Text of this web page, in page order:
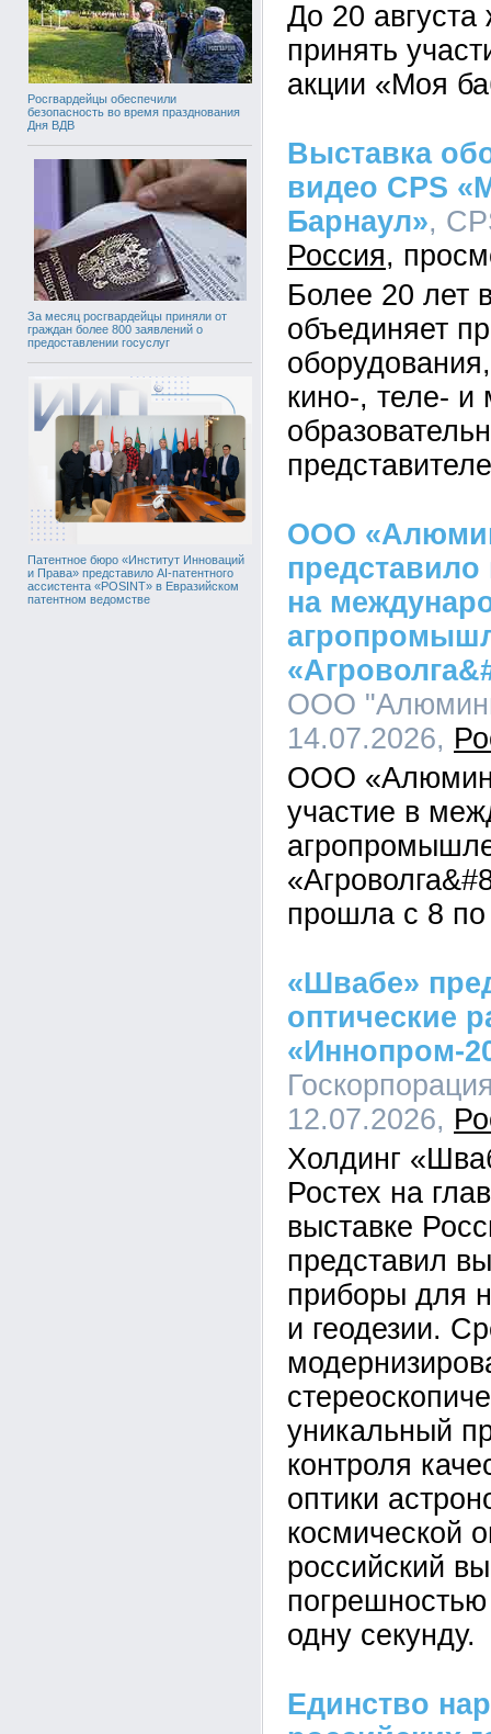
Росгвардейцы обеспечили
безопасность во время празднования
Дня ВДВ
За месяц росгвардейцы приняли от
граждан более 800 заявлений о
предоставлении госуслуг
Патентное бюро «Институт Инноваций
и Права» представило AI-патентного
ассистента «POSINT» в Евразийском
патентном ведомстве
До 20 августа
принять
акции «Моя
Выставка
видео CPS
Барнаул»,
Россия
Более 20 лет
объединяет
кино-, теле- и
ООО
на
ООО
14.07.2026,
ООО
участие в
прошла с 8
«Швабе»
оптические
«Иннопром-
12.07.2026,
Холдинг
Ростех на
выставке
представил
приборы для
и геодезии.
уникальный
контроля
оптики
космической
российский
одну секунду.
Единство